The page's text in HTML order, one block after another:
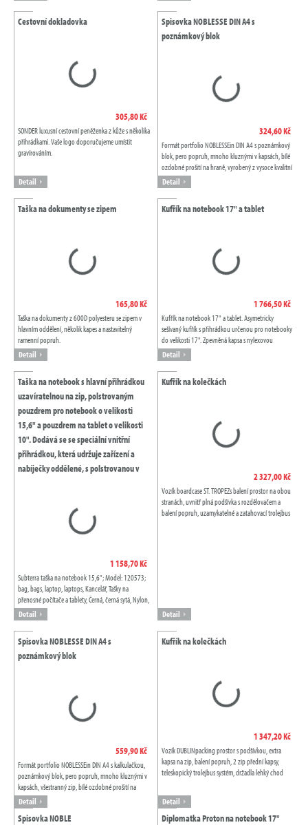
Cestovní dokladovka
305,80 Kč
SONDER luxusní cestovní peněženka z kůže s několika
přihrádkami. Vaše logo doporučujeme umístit
gravírováním.
Detail
Spisovka NOBLESSE DIN A4 s
poznámkový blok
324,60 Kč
Formát portfolio NOBLESSEin DIN A4 s poznámkový
blok, pero popruh, mnoho kluznými v kapsách, bílé
ozdobné prošití na hraně, vyrobený z vysoce kvalitní
syntetické kůže s kovovou...
Detail
Taška na dokumenty se zipem
165,80 Kč
Taška na dokumenty z 600D polyesteru se zipem v
hlavním oddělení, několik kapes a nastavitelný
ramenní popruh.
Detail
Kufřík na notebook 17" a tablet
1 766,50 Kč
Kufřík na notebook 17" a tablet. Asymetricky
sešívaný kufřík s přihrádkou určenou pro notebooky
do velikosti 17". Zpevněná kapsa s nylexovou
podšívkou ochrání tablet až do 10,1 palců...
Detail
Taška na notebook s hlavní přihrádkou
uzavíratelnou na zip, polstrovaným
pouzdrem pro notebook o velikosti
15,6" a pouzdrem na tablet o velikosti
10". Dodává se se speciální vnitřní
přihrádkou, která udržuje zařízení a
nabíječky oddělené, s polstrovanou v
1 158,70 Kč
Subterra taška na notebook 15,6"; Model: 120573;
bag, bags, laptop, laptops, Kancelář, Tašky na
přenosné počítače a tablety, Černá, černá sytá, Nylon,
Avenue
Detail
Kufřík na kolečkách
2 327,00 Kč
Vozík boardcase ST. TROPEZs balení prostor na obou
stranách, uvnitř plná podšívka s rozdělovačem a
balení popruh, uzamykatelné a zatahovací trolejbus
Detail
Spisovka NOBLESSE DIN A4 s
poznámkový blok
559,90 Kč
Formát portfolio NOBLESSEin DIN A4 s kalkulačkou,
poznámkový blok, pero popruh, mnoho kluznými v
kapsách, všestranný zip, bílé ozdobné prošití na
okraji, vyrobený z vysoce kvalitní...
Detail
Kufřík na kolečkách
1 347,20 Kč
Vozík DUBLINpacking prostor s podšívkou, extra
kapsa na zip, balení popruh, 2 zip přední kapsy,
teleskopický trolejbus systém, držadla lehký chod
Detail
Spisovka NOBLE Diplomatka Proton na notebook 17"